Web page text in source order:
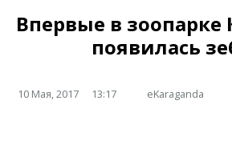
Впервые в зоопарке
появилась
10 Мая, 2017 13:17 eKaraganda